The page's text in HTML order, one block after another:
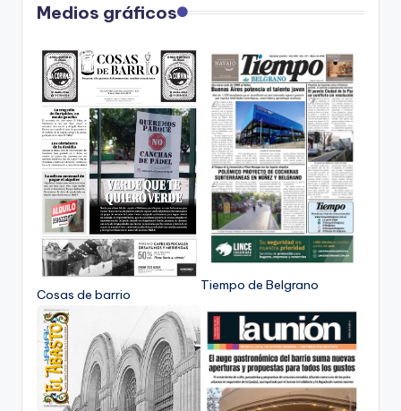
Medios gráficos
Cosas de barrio
Tiempo de Belgrano